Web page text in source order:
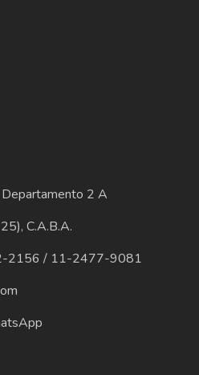
2 A
C.A.B.A.
2156 / 11-2477-9081